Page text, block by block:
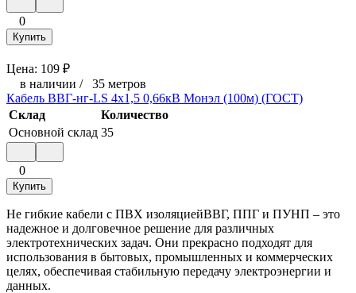
0
Купить
Цена: 109 ₽
в наличии / 35 метров
Кабель ВВГ-нг-LS 4х1,5 0,66кВ Монэл (100м) (ГОСТ)
Склад
Количество
Основной склад 35
0
Купить
Не гибкие кабели с ПВХ изоляциейВВГ, ППГ и ПУНП – это
надежное и долговечное решение для различных
электротехнических задач. Они прекрасно подходят для
использования в бытовых, промышленных и коммерческих
целях, обеспечивая стабильную передачу электроэнергии и
данных.